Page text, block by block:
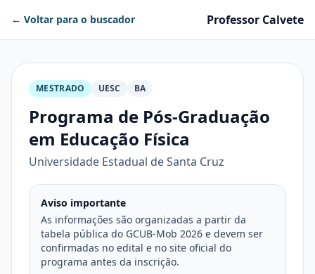
← Voltar para o buscador Professor Calvete
MESTRADO UESC BA
Programa de Pós-Graduação
em Educação Física
Universidade Estadual de Santa Cruz
Aviso importante
As informações são organizadas a partir da
tabela pública do GCUB-Mob 2026 e devem ser
confirmadas no edital e no site oficial do
programa antes da inscrição.